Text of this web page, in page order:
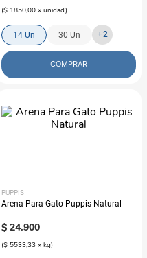
($ 1850,00 x unidad)
14 Un 30 Un +2
COMPRAR
PUPPIS
Arena Para Gato Puppis Natural
$ 24.900
($ 5533,33 x kg)